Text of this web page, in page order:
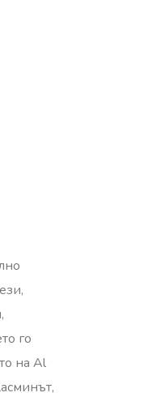
го
на Al